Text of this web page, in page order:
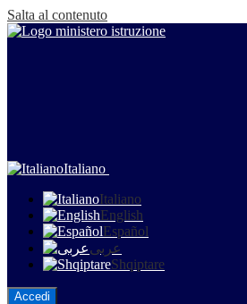
Salta al contenuto
Italiano
Italiano
English
Español
عربى
Shqiptare
Accedi